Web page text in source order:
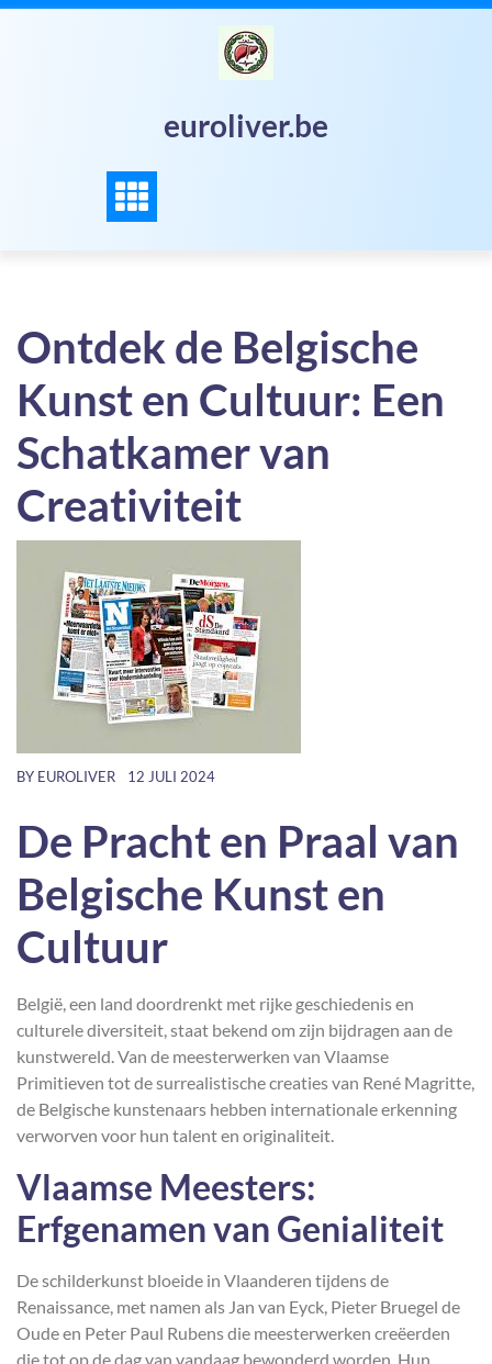
Skip
euroliver.be
Ontdek de Belgische
Kunst en Cultuur: Een
Schatkamer van
Creativiteit
BY EUROLIVER 12 JULI 2024
De Pracht en Praal van
Belgische Kunst en
Cultuur
België, een land doordrenkt met rijke geschiedenis en
culturele diversiteit, staat bekend om zijn bijdragen aan de
kunstwereld. Van de meesterwerken van Vlaamse
Primitieven tot de surrealistische creaties van René Magritte,
de Belgische kunstenaars hebben internationale erkenning
verworven voor hun talent en originaliteit.
Vlaamse Meesters:
Erfgenamen van Genialiteit
De schilderkunst bloeide in Vlaanderen tijdens de
Renaissance, met namen als Jan van Eyck, Pieter Bruegel de
Oude en Peter Paul Rubens die meesterwerken creëerden
die tot op de dag van vandaag bewonderd worden. Hun